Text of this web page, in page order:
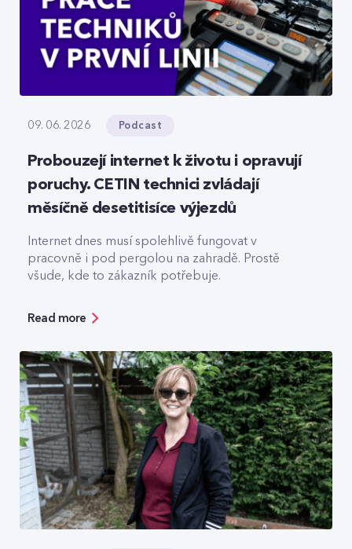
09. 06. 2026 Podcast
Probouzejí internet k životu i opravují
poruchy. CETIN technici zvládají
měsíčně desetitisíce výjezdů
Internet dnes musí spolehlivě fungovat v
pracovně i pod pergolou na zahradě. Prostě
všude, kde to zákazník potřebuje.
Read more